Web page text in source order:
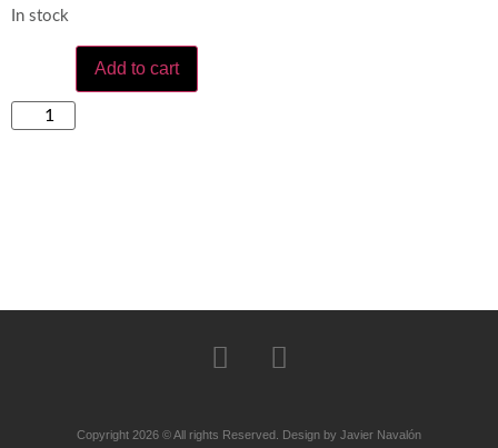
In stock
Add to cart
Copyright 2026 © All rights Reserved. Design by Javier Navalón